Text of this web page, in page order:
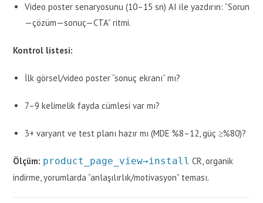
Video poster senaryosunu (10–15 sn) AI ile yazdırın: “Sorun
—çözüm—sonuç—CTA” ritmi.
Kontrol listesi:
İlk görsel/video poster “sonuç ekranı” mı?
7–9 kelimelik fayda cümlesi var mı?
3+ varyant ve test planı hazır mı (MDE %8–12, güç ≥%80)?
Ölçüm: product_page_view→install CR, organik
indirme, yorumlarda “anlaşılırlık/motivasyon” teması.